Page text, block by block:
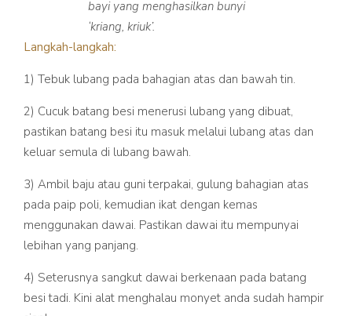
bayi yang menghasilkan bunyi
‘kriang, kriuk’.
Langkah-langkah:
1) Tebuk lubang pada bahagian atas dan bawah tin.
2) Cucuk batang besi menerusi lubang yang dibuat,
pastikan batang besi itu masuk melalui lubang atas dan
keluar semula di lubang bawah.
3) Ambil baju atau guni terpakai, gulung bahagian atas
pada paip poli, kemudian ikat dengan kemas
menggunakan dawai. Pastikan dawai itu mempunyai
lebihan yang panjang.
4) Seterusnya sangkut dawai berkenaan pada batang
besi tadi. Kini alat menghalau monyet anda sudah hampir